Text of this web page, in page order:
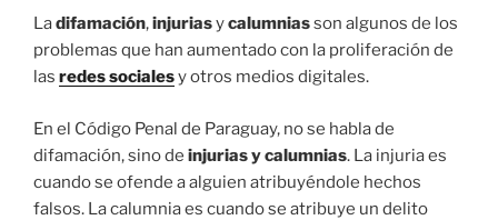
Ladifamación,injuriasycalumniasson algunos de los
problemas que han aumentado con la proliferación de
las redes socialesy otros medios digitales.
En el Código Penal de Paraguay, no se habla de
difamación, sino de injurias y calumnias. La injuria es
cuando se ofende a alguien atribuyéndole hechos
falsos. La calumnia es cuando se atribuye un delito